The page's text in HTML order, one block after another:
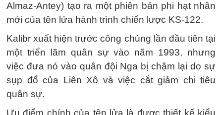
Almaz-Antey) tạo ra một phiên bản phi hạt nhân
mới của tên lửa hành trình chiến lược KS-122.
Kalibr xuất hiện trước công chúng lần đầu tiên tại
một triển lãm quân sự vào năm 1993, nhưng
việc đưa nó vào quân đội Nga bị chậm lại do sự
sụp đổ của Liên Xô và việc cắt giảm chi tiêu
quân sự.
Ưu điểm chính của tên lửa là được thiết kế kiểu